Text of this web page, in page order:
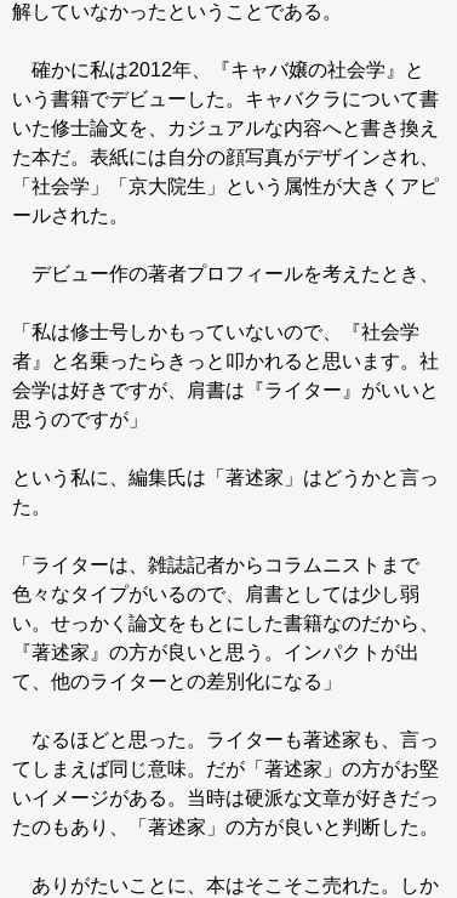
解していなかったということである。
確かに私は2012年、『キャバ嬢の社会学』と
いう書籍でデビューした。キャバクラについて書
いた修士論文を、カジュアルな内容へと書き換え
た本だ。表紙には自分の顔写真がデザインされ、
「社会学」「京大院生」という属性が大きくアピ
ールされた。
デビュー作の著者プロフィールを考えたとき、
「私は修士号しかもっていないので、『社会学
者』と名乗ったらきっと叩かれると思います。社
会学は好きですが、肩書は『ライター』がいいと
思うのですが」
という私に、編集氏は「著述家」はどうかと言っ
た。
「ライターは、雑誌記者からコラムニストまで
色々なタイプがいるので、肩書としては少し弱
い。せっかく論文をもとにした書籍なのだから、
『著述家』の方が良いと思う。インパクトが出
て、他のライターとの差別化になる」
なるほどと思った。ライターも著述家も、言っ
てしまえば同じ意味。だが「著述家」の方がお堅
いイメージがある。当時は硬派な文章が好きだっ
たのもあり、「著述家」の方が良いと判断した。
ありがたいことに、本はそこそこ売れた。しか